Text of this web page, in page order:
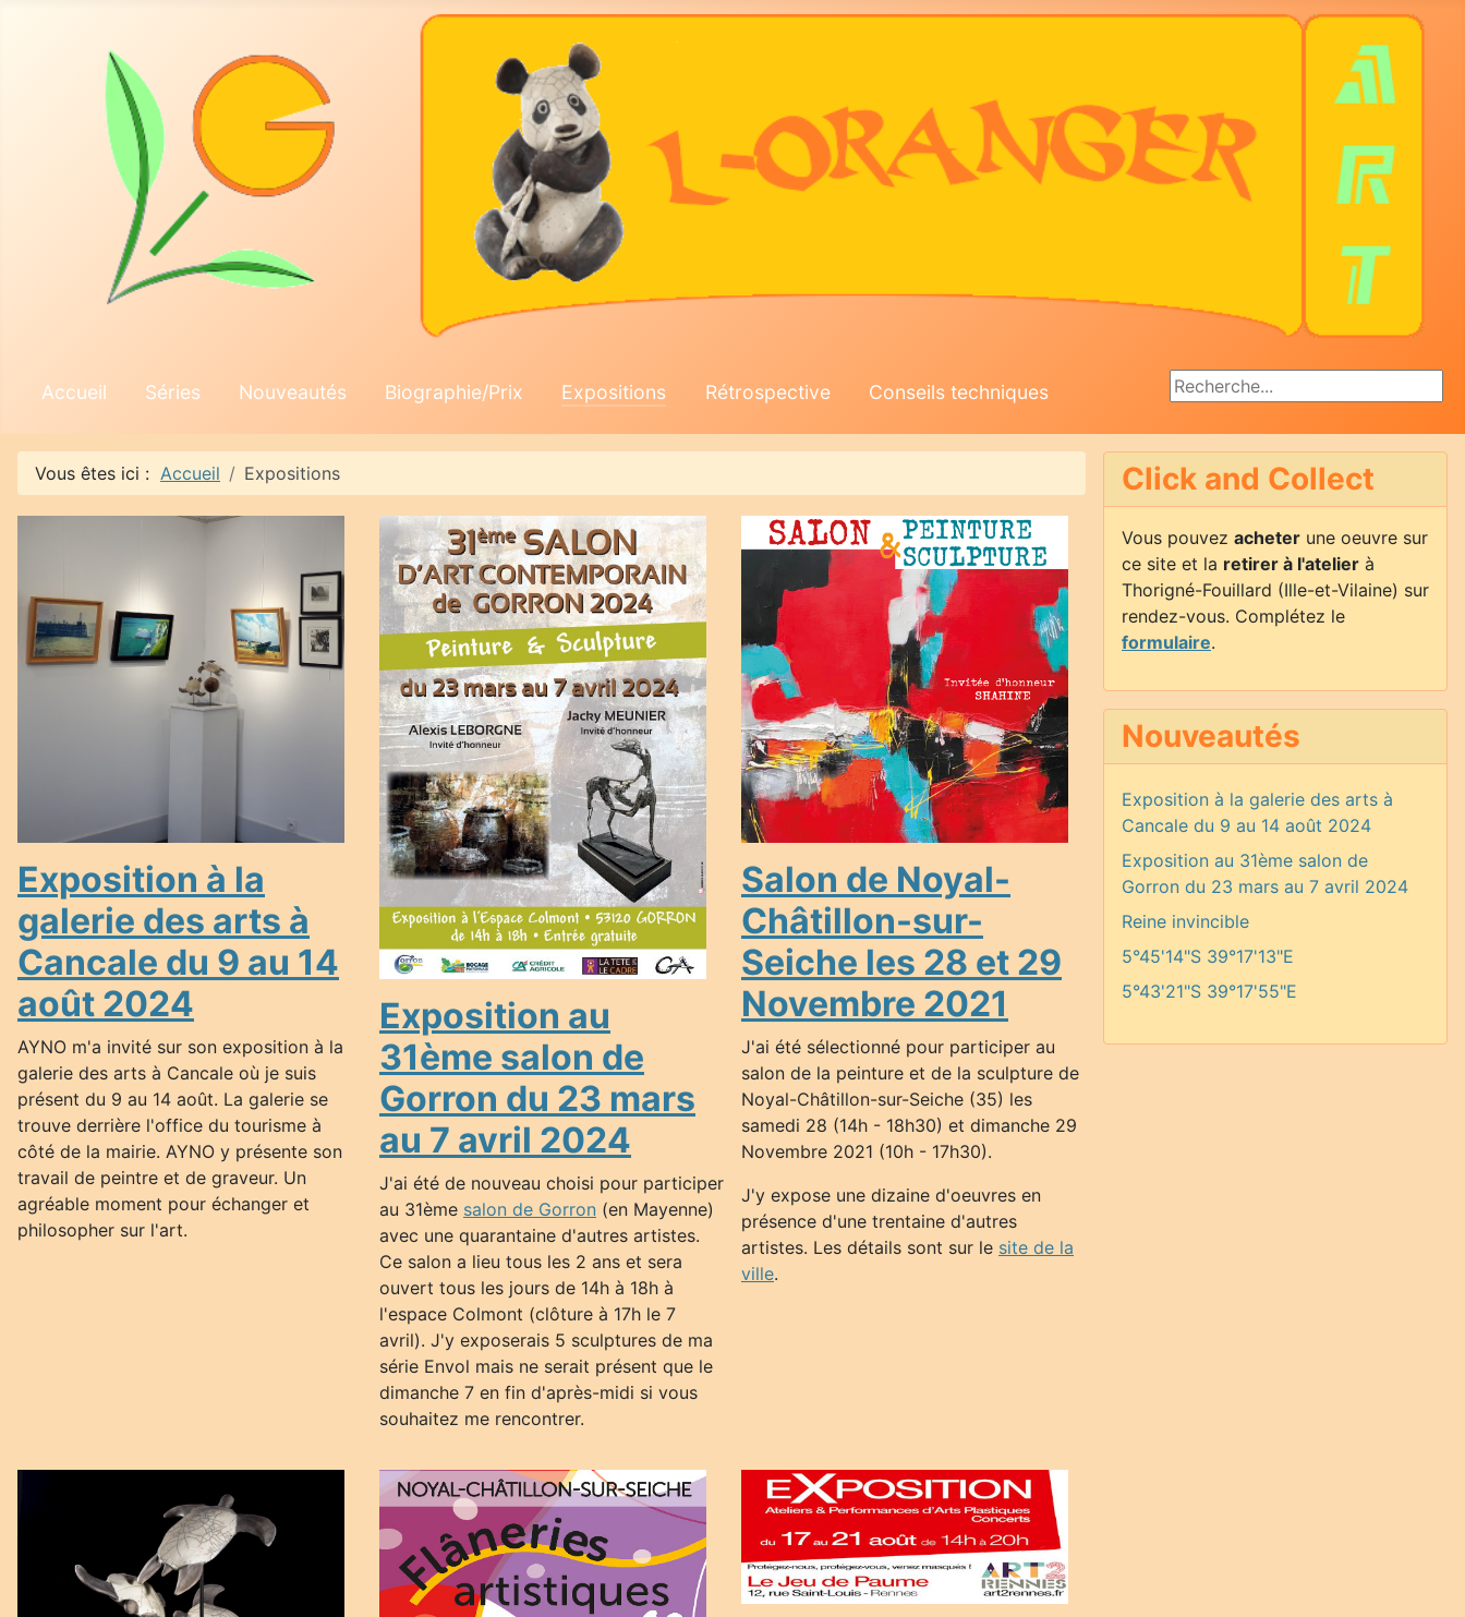
Accueil Séries Nouveautés Biographie/Prix Expositions Rétrospective Conseils techniques Rechercher
Vous êtes ici : Accueil Expositions
Exposition à la
galerie des arts à
Cancale du 9 au 14
août 2024
AYNO m'a invité sur son exposition à la
galerie des arts à Cancale où je suis
présent du 9 au 14 août. La galerie se
trouve derrière l'office du tourisme à
côté de la mairie. AYNO y présente son
travail de peintre et de graveur. Un
agréable moment pour échanger et
philosopher sur l'art.
Exposition au
31ème salon de
Gorron du 23 mars
au 7 avril 2024
J'ai été de nouveau choisi pour participer
au 31ème salon de Gorron (en Mayenne)
avec une quarantaine d'autres artistes.
Ce salon a lieu tous les 2 ans et sera
ouvert tous les jours de 14h à 18h à
l'espace Colmont (clôture à 17h le 7
avril). J'y exposerais 5 sculptures de ma
série Envol mais ne serait présent que le
dimanche 7 en fin d'après-midi si vous
souhaitez me rencontrer.
Salon de Noyal-
Châtillon-sur-
Seiche les 28 et 29
Novembre 2021
J'ai été sélectionné pour participer au
salon de la peinture et de la sculpture de
Noyal-Châtillon-sur-Seiche (35) les
samedi 28 (14h - 18h30) et dimanche 29
Novembre 2021 (10h - 17h30).
J'y expose une dizaine d'oeuvres en
présence d'une trentaine d'autres
artistes. Les détails sont sur le site de la
ville.
Click and Collect
Vous pouvez acheter une oeuvre sur
ce site et la retirer à l'atelier à
Thorigné-Fouillard (Ille-et-Vilaine) sur
rendez-vous. Complétez le
formulaire.
Nouveautés
Exposition à la galerie des arts à
Cancale du 9 au 14 août 2024
Exposition au 31ème salon de
Gorron du 23 mars au 7 avril 2024
Reine invincible
5°45'14"S 39°17'13"E
5°43'21"S 39°17'55"E